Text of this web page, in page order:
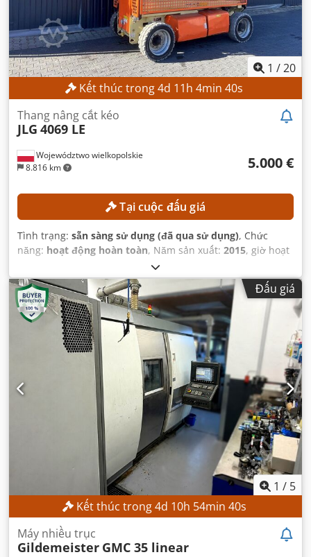
1 /20
Kết thúc trong4d 11h 4min 38s
Województwo wielkopolskie
8.816 km
Thang nâng cắt kéo
JLG 4069 LE
5.000 €
Tại cuộc đấu giá
Tình trạng: sẵn sàng sử dụng (đã qua sử dụng), Chức
năng: hoạt động hoàn toàn, Năm sản xuất: 2015, giờ hoạt
, số máy/phương tiện:
làm việc:14.000 mm,
Đấu giá
1 / 5
Kết thúc trong4d 10h 54min 38s
Máy nhiều trục
Gildemeister GMC 35 linear